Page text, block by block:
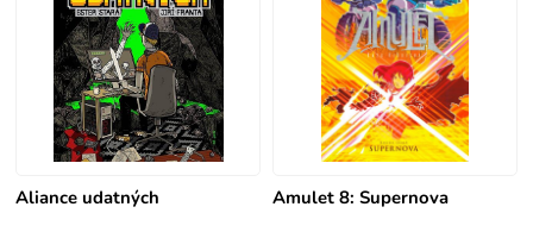
Aliance udatných Amulet 8: Supernova